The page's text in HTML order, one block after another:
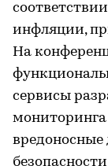
инфляции,
На
сервисы
вредоносные